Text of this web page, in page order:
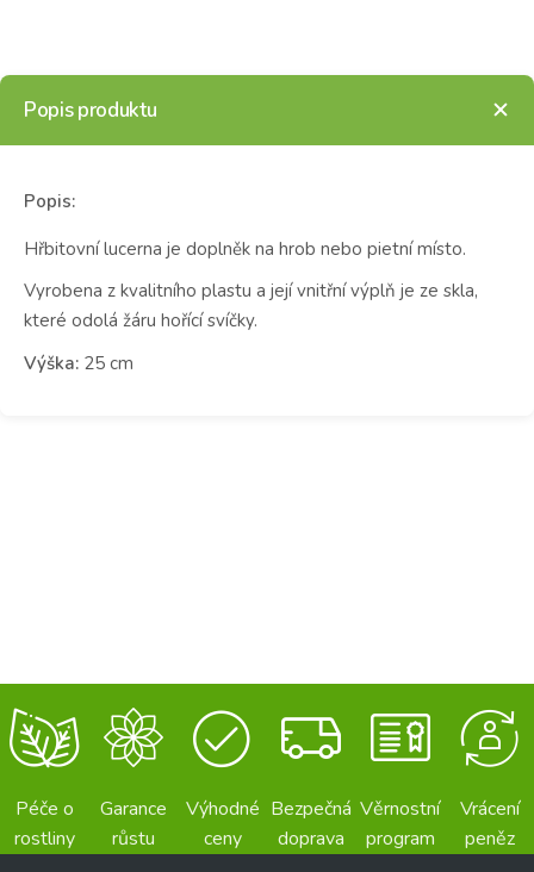
Popis produktu
Popis:
Hřbitovní lucerna je doplněk na hrob nebo pietní místo.
Vyrobena z kvalitního plastu a její vnitřní výplň je ze skla,
které odolá žáru hořící svíčky.
Výška: 25 cm
Péče o
rostliny
Garance
růstu
Výhodné
ceny
Bezpečná
doprava
Věrnostní
program
Vrácení
peněz